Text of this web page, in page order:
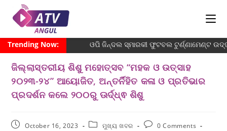
Trending Now: ଓପି ଜିନ୍ଦଲ ସ୍ମାରକୀ ଫୁଟବଲ ଟୁର୍ଣ୍ଣାମେଣ୍ଟ
ଜିଲ୍ଲାସ୍ତରୀୟ ଶିଶୁ ମହୋତ୍ସବ “ମହକ ଓ ଉତ୍ସାହ
୨୦୨୩-୨୪” ଆୟୋଜିତ, ଅନ୍ତର୍ନିହିତ କଳା ଓ ପ୍ରତିଭାର
ପ୍ରଦର୍ଶନ କଲେ ୨୦୦ରୁ ଊର୍ଦ୍ଧ୍ଵ ଶିଶୁ
October 16, 2023 ମୁଖ୍ୟ ଖବର
0 Comments